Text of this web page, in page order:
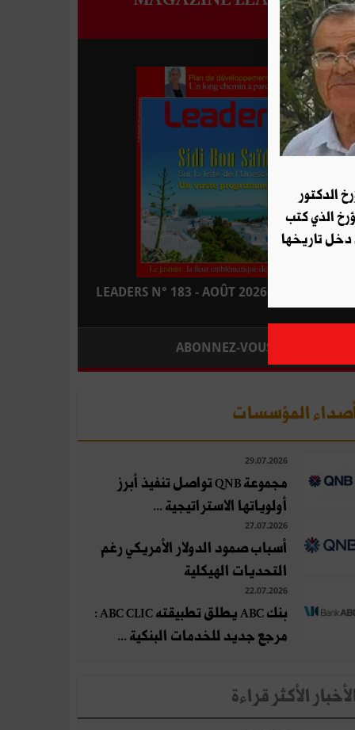
LEADERS N° 183 - AOÛT 2026 : EN KIOSQUE
ABONNEZ-VOUS
المؤسسات
29.07.2026
مجموعة QNB تواصل تنفيذ أبرز
أولوياتها الاستراتيجية ...
27.07.2026
أسباب صمود الدولار الأمريكي رغم
التحديات الهيكلية
22.07.2026
بنك ABC يطلق تطبيقته ABC CLIC :
مرجع جديد للخدمات البنكية ...
الأكثر قراءة
الدكتور
الذي كتب
دخل تاريخها